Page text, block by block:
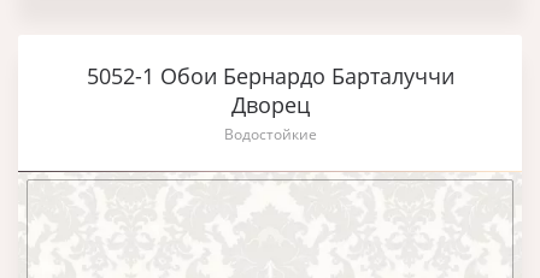
5052-1 Обои Бернардо Барталуччи
Дворец
Водостойкие